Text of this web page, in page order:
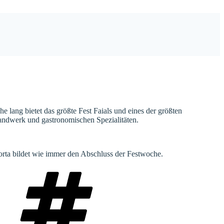
lang bietet das größte Fest Faials und eines der größten
und gastronomischen Spezialitäten.
bildet wie immer den Abschluss der Festwoche.